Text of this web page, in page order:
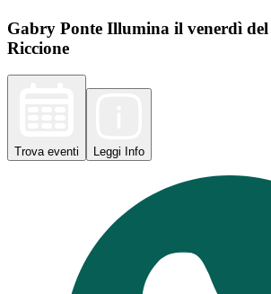
Gabry Ponte Illumina il venerdì del
Riccione
Trova eventi Leggi Info